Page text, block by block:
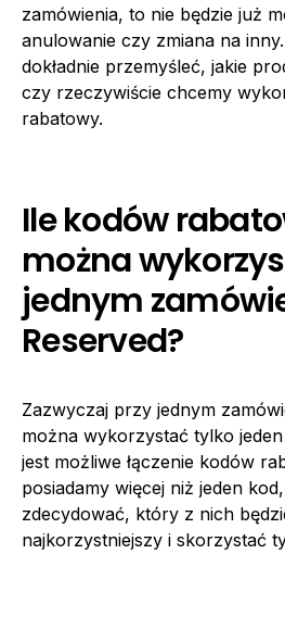
zamówienia, to nie będzie już
anulowanie czy zmiana na
dokładnie przemyśleć, jakie
czy rzeczywiście chcemy
rabatowy.
Ile kodów
można
jednym
Reserved?
Zazwyczaj przy jednym
można wykorzystać tylko
jest możliwe łączenie kodów
posiadamy więcej niż jeden
zdecydować, który z nich
najkorzystniejszy i skorzystać